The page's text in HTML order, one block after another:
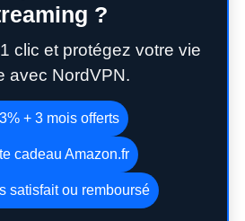
?
clic et protégez votre vie
avec NordVPN.
+ 3 mois offerts
cadeau Amazon.fr
satisfait ou remboursé